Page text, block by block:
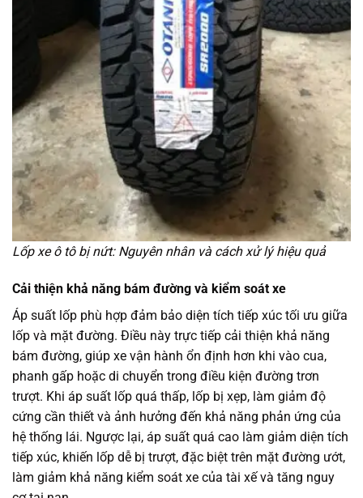
Lốp xe ô tô bị nứt: Nguyên nhân và cách xử lý hiệu quả
Cải thiện khả năng bám đường và kiểm soát xe
Áp suất lốp phù hợp đảm bảo diện tích tiếp xúc tối ưu giữa
lốp và mặt đường. Điều này trực tiếp cải thiện khả năng
bám đường, giúp xe vận hành ổn định hơn khi vào cua,
phanh gấp hoặc di chuyển trong điều kiện đường trơn
trượt. Khi áp suất lốp quá thấp, lốp bị xẹp, làm giảm độ
cứng cần thiết và ảnh hưởng đến khả năng phản ứng của
hệ thống lái. Ngược lại, áp suất quá cao làm giảm diện tích
tiếp xúc, khiến lốp dễ bị trượt, đặc biệt trên mặt đường ướt,
làm giảm khả năng kiểm soát xe của tài xế và tăng nguy